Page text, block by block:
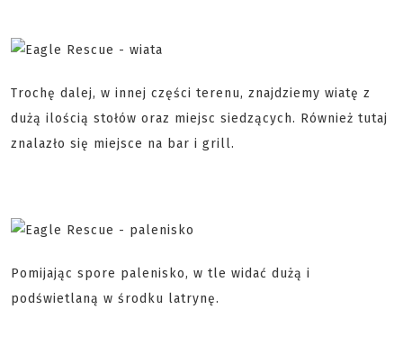
Trochę dalej, w innej części terenu, znajdziemy wiatę z
dużą ilością stołów oraz miejsc siedzących. Również tutaj
znalazło się miejsce na bar i grill.
Pomijając spore palenisko, w tle widać dużą i
podświetlaną w środku latrynę.